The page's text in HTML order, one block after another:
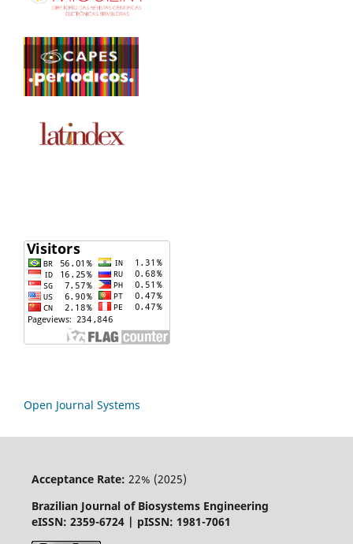
Open Journal Systems
Acceptance Rate: 22% (2025)
Brazilian Journal of Biosystems Engineering
eISSN: 2359-6724 | pISSN: 1981-7061